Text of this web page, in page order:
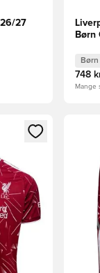
27
Børn
Børn
748
Mange
eller tilmelde dig